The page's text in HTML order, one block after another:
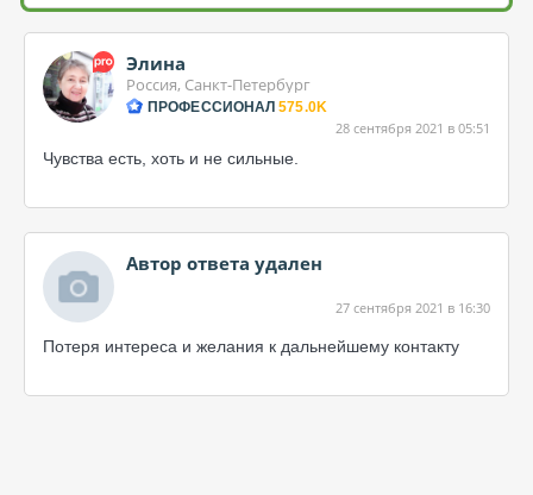
Элина
Россия, Санкт-Петербург
ПРОФЕССИОНАЛ 575.0K
28 сентября 2021 в 05:51
Чувства есть, хоть и не сильные.
Автор ответа удален
27 сентября 2021 в 16:30
Потеря интереса и желания к дальнейшему контакту